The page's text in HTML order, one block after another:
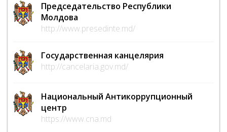
Председательство Республики
Молдова
http://www.presedinte.md/
Государственная канцелярия
http://cancelaria.gov.md/
Национальный Антикоррупционный
центр
https://www.cna.md